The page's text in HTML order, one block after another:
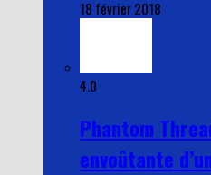
18 février 2018
4.0
Phantom
envoûtante